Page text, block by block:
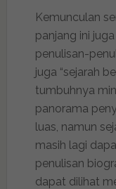
Kemunculan
panjang ini
penulisan-
juga “sejarah
tumbuhnya
panorama
luas, namun
masih lagi
penulisan
dapat dilihat